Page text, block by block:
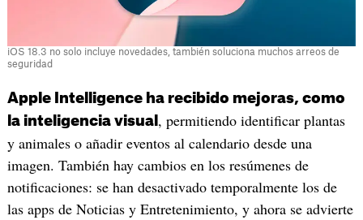
iOS 18.3 no solo incluye novedades, también soluciona muchos arreos de
seguridad
Apple Intelligence ha recibido mejoras, como
la inteligencia visual , permitiendo identificar plantas
y animales o añadir eventos al calendario desde una
imagen. También hay cambios en los resúmenes de
notificaciones: se han desactivado temporalmente los de
las apps de Noticias y Entretenimiento, y ahora se advierte